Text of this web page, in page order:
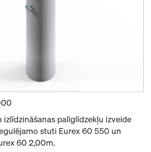
izlīdzināšanas palīglīdzekļu izveide
stuti Eurex 60 550 un
60 2,00m.